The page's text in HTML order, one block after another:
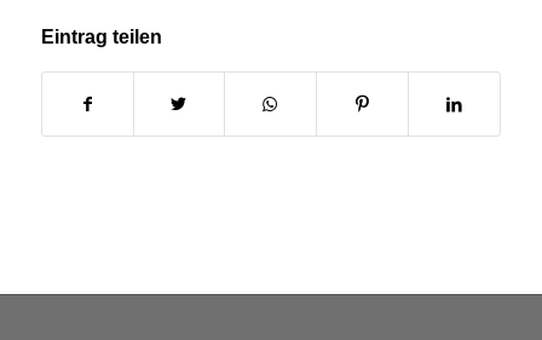
Eintrag teilen